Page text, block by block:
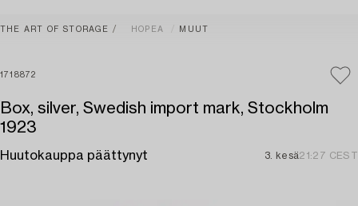
THE ART OF STORAGE HOPEA MUUT
1718872
Box, silver, Swedish import mark, Stockholm
1923
Huutokauppa päättynyt 3. kesä21:27 CEST